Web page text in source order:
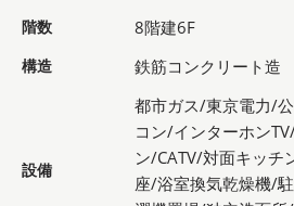
階数 8階建6F
構造 鉄筋コンクリート造
設備
都市ガス/東京電力/
コン/インターホン
ン/CATV/対面キッチ
座/浴室換気乾燥機/